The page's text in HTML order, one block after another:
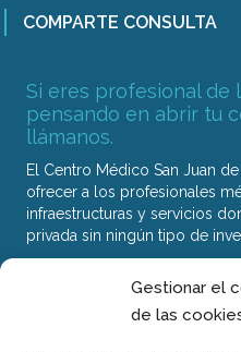
Gestionar el
de las
COMPARTE CONSULTA
Si eres profesional de
pensando en abrir tu
llámanos.
El Centro Médico San Juan
ofrecer a los profesionales
infraestructuras y servicios
privada sin ningún tipo de
Nuestro Centro